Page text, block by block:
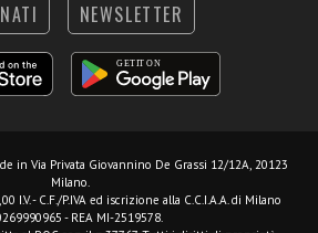
NEWSLETTER
in Via Privata Giovannino De Grassi 12/12A, 20123
Milano.
I.V. - C.F./P.IVA ed iscrizione alla C.C.I.A.A. di Milano
- REA MI-2519578.